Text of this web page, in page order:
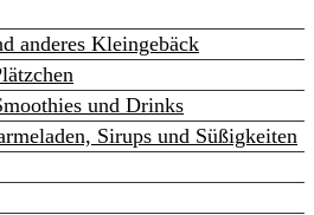
anderes Kleingebäck
und Drinks
Sirups und Süßigkeiten